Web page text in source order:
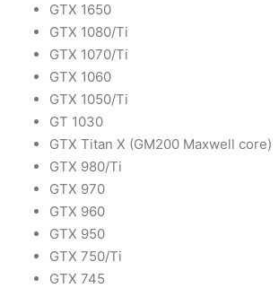
GTX 1650
GTX 1080/Ti
GTX 1070/Ti
GTX 1060
GTX 1050/Ti
GT 1030
GTX Titan X (GM200 Maxwell core)
GTX 980/Ti
GTX 970
GTX 960
GTX 950
GTX 750/Ti
GTX 745